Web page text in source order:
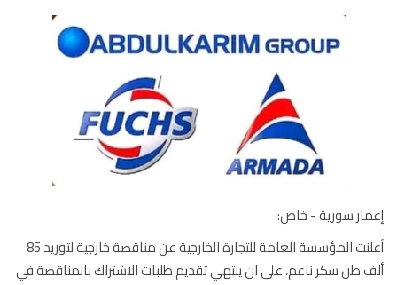
سورية - خاص:
أعلنت المؤسسة العامة للتجارة الخارجية عن مناقصة خارجية لتوريد 85
طن سكر ناعم، على ان ينتهي تقديم طلبات الاشتراك بالمناقصة في